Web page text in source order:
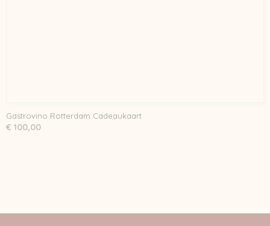
Gastrovino Rotterdam Cadeaukaart
€ 100,00